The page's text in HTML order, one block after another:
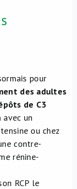
pour
des adultes
de C3
un
ou chez
contre-
rénine-
RCP le